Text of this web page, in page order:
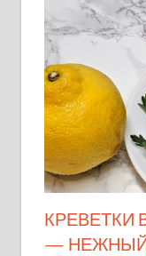
КРЕВЕТКИ
— НЕЖНЫЙ